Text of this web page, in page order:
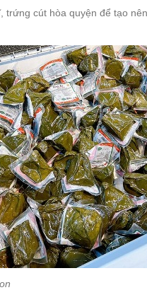
cút hòa quyện để tạo